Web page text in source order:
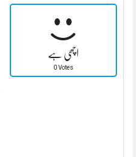
اچھی ہے
0 Votes